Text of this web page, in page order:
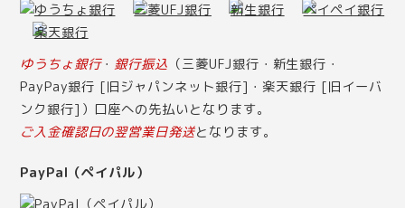
ゆうちょ銀行・ 銀行振込 （三菱UFJ銀行・新生銀行・
PayPay銀行 [旧ジャパンネット銀行]・楽天銀行 [旧イーバ
ンク銀行]）口座への先払いとなります。
ご入金確認日の翌営業日発送となります。
PayPal（ペイパル）